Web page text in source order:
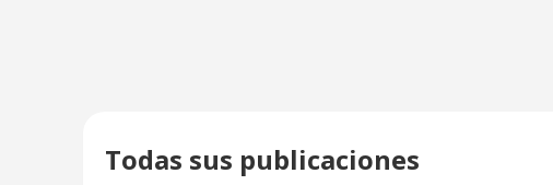
Todas sus publicaciones